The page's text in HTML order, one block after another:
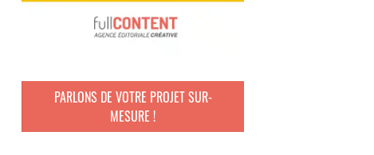
PARLONS DE VOTRE PROJET SUR-
MESURE !